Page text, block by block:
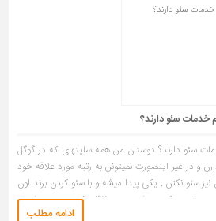
خدمات سئو دارند؟
سئو دارند؟ دوستان من همه سایتهای که در گوگل
و در غیر اینصورت نمیتونن به رتبه مورد علاقه خود
سئو نکنن , یکی پیدا میشه و با سئو کردن برند اون
, پس از سئو کردن سایت خود غافل نشین مخصوصا سئو
ادامه مطلب